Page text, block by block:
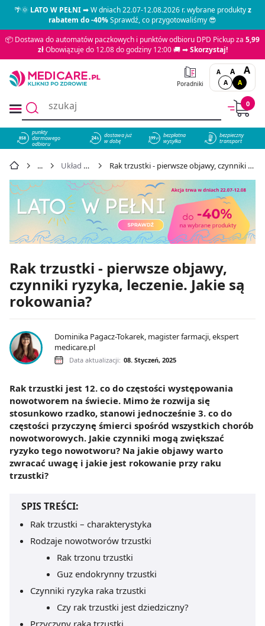
🌴🌞LATO W PEŁNI➡ W dniach 22.07-12.08.2026 r. wybrane produktyz
rabatem do -40%Sprawdź, co przygotowaliśmy 😎
📦 Dostawa do automatów paczkowych i punktów odbioru DPD Pickup za 5,99
złObowiązuje do 12.08 do godziny 12:00 🚚 ➡Skorzystaj!
Poradniki
A A A
A A
0
858
punkty
darmowego
odbioru
dostawa już
w dobę
bezpłatna
wysyłka
bezpieczny
transport
Układ pokarmowy Rak trzustki - pierwsze objawy, czynniki ryzyka, leczenie. Jakie są rokowania?
Rak trzustki - pierwsze objawy,
czynniki ryzyka, leczenie. Jakie są
rokowania?
Dominika Pagacz-Tokarek, magister farmacji, ekspert
medicare.pl
Data aktualizacji: 08. Styczeń, 2025
Rak trzustki jest 12. co do częstości występowania
nowotworem na świecie. Mimo że rozwija się
stosunkowo rzadko, stanowi jednocześnie 3. co do
częstości przyczynę śmierci spośród wszystkich chorób
nowotworowych. Jakie czynniki mogą zwiększać
ryzyko tego nowotworu? Na jakie objawy warto
zwracać uwagę i jakie jest rokowanie przy raku
trzustki?
SPIS TREŚCI:
Rak trzustki – charakterystyka
Rodzaje nowotworów trzustki
Rak trzonu trzustki
Guz endokrynny trzustki
Czynniki ryzyka raka trzustki
Czy rak trzustki jest dziedziczny?